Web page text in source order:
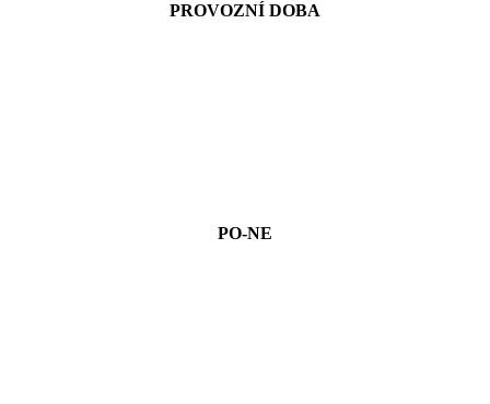
PROVOZNÍ DOBA
PO-NE